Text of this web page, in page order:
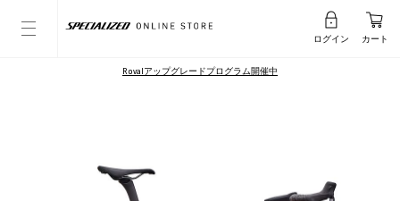
ログイン カート
Rovalアップグレードプログラム開催中